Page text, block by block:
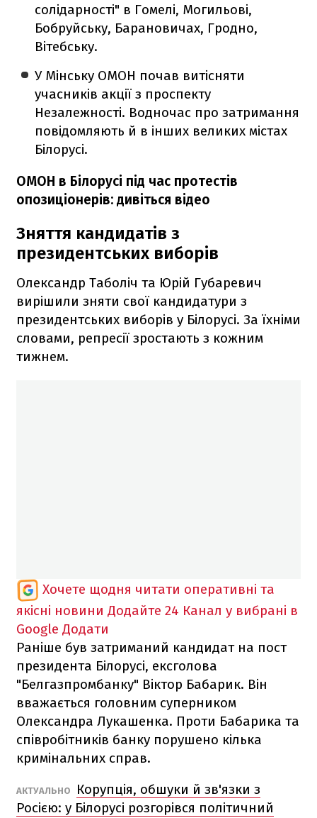
солідарності" в Гомелі, Могильові,
Бобруйську, Барановичах, Гродно,
Вітебську.
У Мінську ОМОН почав витісняти
учасників акції з проспекту
Незалежності. Водночас про затримання
повідомляють й в інших великих містах
Білорусі.
ОМОН в Білорусі під час протестів
опозиціонерів: дивіться відео
Зняття кандидатів з
президентських виборів
Олександр Таболіч та Юрій Губаревич
вирішили зняти свої кандидатури з
президентських виборів у Білорусі. За їхніми
словами, репресії зростають з кожним
тижнем.
Хочете щодня читати оперативні та
якісні новини Додайте 24 Канал у вибрані в
Google Додати
Раніше був затриманий кандидат на пост
президента Білорусі, ексголова
"Белгазпромбанку" Віктор Бабарик. Він
вважається головним суперником
Олександра Лукашенка. Проти Бабарика та
співробітників банку порушено кілька
кримінальних справ.
АКТУАЛЬНО
Корупція, обшуки й зв'язки з
Росією: у Білорусі розгорівся політичний